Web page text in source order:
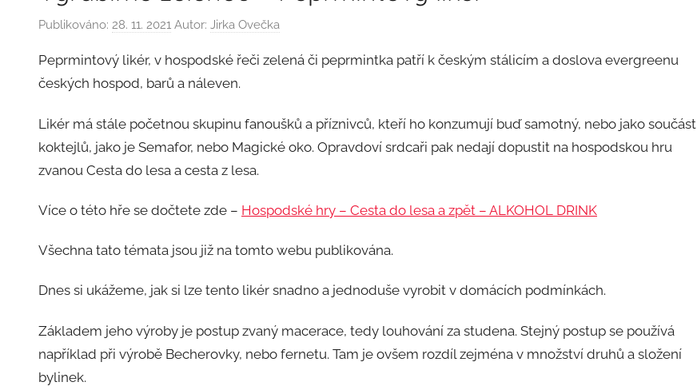
Publikováno: 28. 11. 2021 Autor: Jirka Ovečka
Peprmintový likér, v hospodské řeči zelená či peprmintka patří k českým stálicím a doslova evergreenu
českých hospod, barů a náleven.
Likér má stále početnou skupinu fanoušků a příznivců, kteří ho konzumují buď samotný, nebo jako součást
koktejlů, jako je Semafor, nebo Magické oko. Opravdoví srdcaři pak nedají dopustit na hospodskou hru
zvanou Cesta do lesa a cesta z lesa.
Více o této hře se dočtete zde – Hospodské hry – Cesta do lesa a zpět – ALKOHOL DRINK
Všechna tato témata jsou již na tomto webu publikována.
Dnes si ukážeme, jak si lze tento likér snadno a jednoduše vyrobit v domácích podmínkách.
Základem jeho výroby je postup zvaný macerace, tedy louhování za studena. Stejný postup se používá
například při výrobě Becherovky, nebo fernetu. Tam je ovšem rozdíl zejména v množství druhů a složení
bylinek.